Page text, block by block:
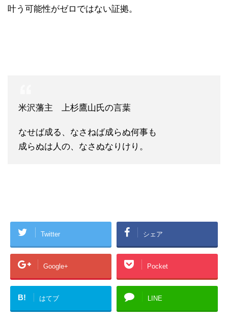
叶う可能性がゼロではない証拠。
米沢藩主 上杉鷹山氏の言葉
なせば成る、なさねば成らぬ何事も
成らぬは人の、なさぬなりけり。
Twitter シェア
Google+ Pocket
B! はてブ LINE